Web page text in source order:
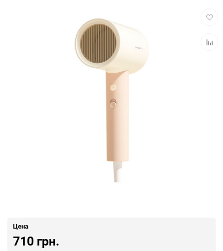
Цена
710 грн.